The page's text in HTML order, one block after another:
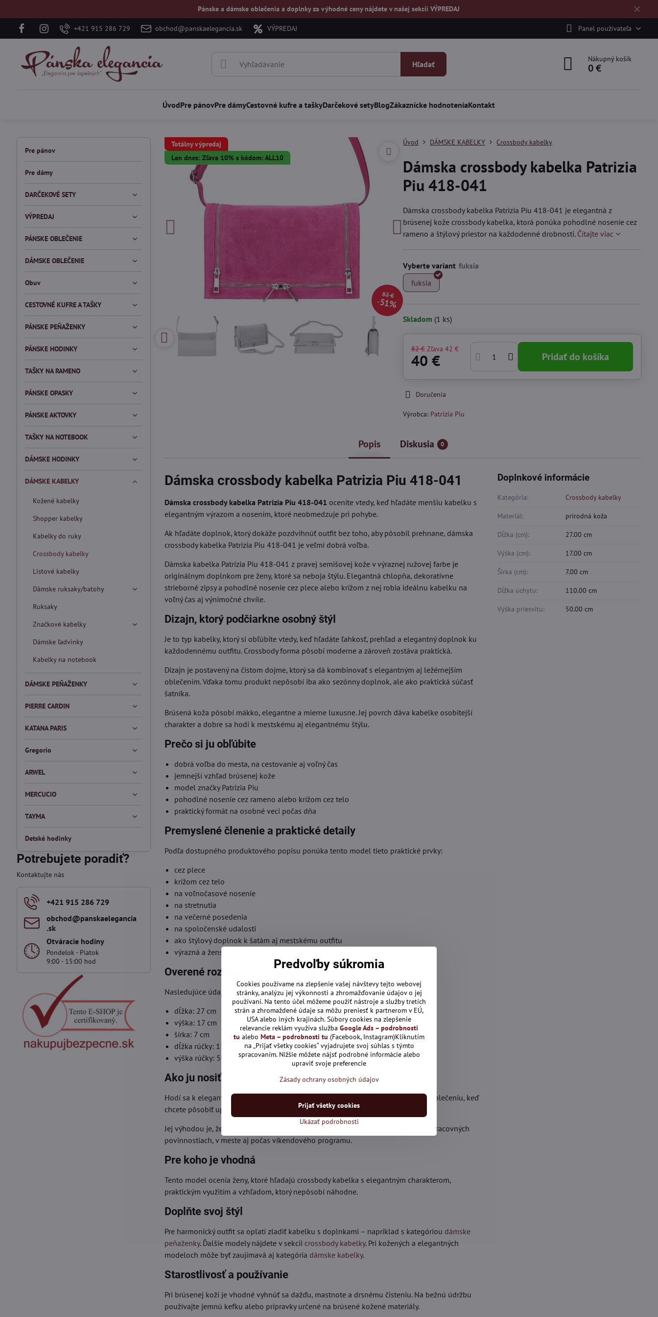
✕
Pánske a dámske oblečenia a doplnky za výhodné ceny nájdete v našejsekcii VÝPREDAJ
+421 915 286 729 obchod@panskaelegancia.sk VÝPREDAJ Panel používateľa
Hľadať
Nákupný košík
0 €
ÚvodPre pánovPre dámyCestovné kufre a taškyDarčekové setyBlogZákaznícke hodnoteniaKontakt
Totálny výpredaj
Len dnes: Zľava 10% s kódom: ALL10
82 €
51%
Úvod DÁMSKE KABELKY Crossbody kabelky
Dámska crossbody kabelka Patrizia
Piu 418-041
Dámska crossbody kabelka Patrizia Piu 418-041 je elegantná z
brúsenej kože crossbody kabelka, ktorá ponúka pohodlné nosenie cez
rameno a štýlový priestor na každodenné drobnosti. Čítajte viac
Vyberte variant
fuksia
Skladom (1 ks)
82 € Zľava 42 €
40 € Pridať do košíka
Doručenia
Výrobca: Patrizia Piu
Popis Diskusia 0
Dámska crossbody kabelka Patrizia Piu 418-041
Dámska crossbody kabelka Patrizia Piu 418-041 oceníte vtedy, keď hľadáte menšiu kabelku s
elegantným výrazom a nosením, ktoré neobmedzuje pri pohybe.
Ak hľadáte doplnok, ktorý dokáže pozdvihnúť outfit bez toho, aby pôsobil prehnane, dámska
crossbody kabelka Patrizia Piu 418-041 je veľmi dobrá voľba.
Dámska kabelka Patrizia Piu 418-041 z pravej semišovej kože v výraznej ružovej farbe je
originálnym doplnkom pre ženy, ktoré sa neboja štýlu. Elegantná chlopňa, dekoratívne
strieborné zipsy a pohodlné nosenie cez plece alebo krížom z nej robia ideálnu kabelku na
voľný čas aj výnimočné chvíle.
Dizajn, ktorý podčiarkne osobný štýl
Je to typ kabelky, ktorý si obľúbite vtedy, keď hľadáte ľahkosť, prehľad a elegantný doplnok ku
každodennému outfitu. Crossbody forma pôsobí moderne a zároveň zostáva praktická.
Dizajn je postavený na čistom dojme, ktorý sa dá kombinovať s elegantným aj ležérnejším
oblečením. Vďaka tomu produkt nepôsobí iba ako sezónny doplnok, ale ako praktická súčasť
šatníka.
Brúsená koža pôsobí mäkko, elegantne a mierne luxusne. Jej povrch dáva kabelke osobitejší
charakter a dobre sa hodí k mestskému aj elegantnému štýlu.
Prečo si ju obľúbite
dobrá voľba do mesta, na cestovanie aj voľný čas
jemnejší vzhľad brúsenej kože
model značky Patrizia Piu
pohodlné nosenie cez rameno alebo krížom cez telo
praktický formát na osobné veci počas dňa
Premyslené členenie a praktické detaily
Podľa dostupného produktového popisu ponúka tento model tieto praktické prvky:
cez plece
krížom cez telo
na voľnočasové nosenie
na stretnutia
na večerné posedenia
na spoločenské udalosti
ako štýlový doplnok k šatám aj mestskému outfitu
výrazná a ženská ružová farba
Overené rozmery a parametre
Nasledujúce údaje vychádzajú z dostupného produktového popisu:
dĺžka: 27 cm
výška: 17 cm
šírka: 7 cm
dĺžka rúčky: 110 cm
výška rúčky: 50 cm
Ako ju nosiť a kombinovať
Hodí sa k elegantnému kabátu, saku, blúzke aj jednoduchému voľnočasovému oblečeniu, keď
chcete pôsobiť upravene bez zbytočnej námahy.
Jej výhodou je, že sa nemusí viazať iba na jednu príležitosť. Dokáže fungovať pri pracovných
povinnostiach, v meste aj počas víkendového programu.
Pre koho je vhodná
Tento model ocenia ženy, ktoré hľadajú crossbody kabelka s elegantným charakterom,
praktickým využitím a vzhľadom, ktorý nepôsobí náhodne.
Doplňte svoj štýl
Pre harmonický outfit sa oplatí zladiť kabelku s doplnkami – napríklad s kategóriou dámske
peňaženky. Ďalšie modely nájdete v sekcii crossbody kabelky. Pri kožených a elegantných
modeloch môže byť zaujímavá aj kategória dámske kabelky.
Starostlivosť a používanie
Pri brúsenej koži je vhodné vyhnúť sa dažďu, mastnote a drsnému čisteniu. Na bežnú údržbu
používajte jemnú kefku alebo prípravky určené na brúsené kožené materiály.
Doplnkové informácie
Kategória: Crossbody kabelky
Materiál: prirodná koža
Dĺžka (cm): 27.00 cm
Výška (cm): 17.00 cm
Šírka (cm): 7.00 cm
Dĺžka úchytu: 110.00 cm
Výška priesvitu: 50.00 cm
Pre pánov
Pre dámy
DARČEKOVÉ SETY
VÝPREDAJ
PÁNSKE OBLEČENIE
DÁMSKE OBLEČENIE
Obuv
CESTOVNÉ KUFRE A TAŠKY
PÁNSKE PEŇAŽENKY
PÁNSKE HODINKY
TAŠKY NA RAMENO
PÁNSKE OPASKY
PÁNSKE AKTOVKY
TAŠKY NA NOTEBOOK
DÁMSKE HODINKY
DÁMSKE KABELKY
Kožené kabelky
Shopper kabelky
Kabelky do ruky
Crossbody kabelky
Listové kabelky
Dámske ruksaky/batohy
Ruksaky
Značkové kabelky
Dámske ľadvinky
Kabelky na notebook
DÁMSKE PEŇAŽENKY
PIERRE CARDIN
KATANA PARIS
Gregorio
ARWEL
MERCUCIO
TAYMA
Detské hodinky
Potrebujete poradiť?
Kontaktujte nás
+421 915 286 729
obchod​@panskaelegancia​
.sk
Otváracie hodiny
Pondelok - Piatok
9:00 - 15:00 hod
Predvoľby súkromia
Cookies používame na zlepšenie vašej návštevy tejto webovej
stránky, analýzu jej výkonnosti a zhromažďovanie údajov o jej
používaní. Na tento účel môžeme použiť nástroje a služby tretích
strán a zhromaždené údaje sa môžu preniesť k partnerom v EÚ,
USA alebo iných krajinách. Súbory cookies na zlepšenie
relevancie reklám využíva služba Google Ads – podrobnosti
tu alebo Meta – podrobnosti tu (Facebook, Instagram)Kliknutím
na „Prijať všetky cookies“ vyjadrujete svoj súhlas s týmto
spracovaním. Nižšie môžete nájsť podrobné informácie alebo
upraviť svoje preferencie
Zásady ochrany osobných údajov
Ukázať podrobnosti
Prijať všetky cookies